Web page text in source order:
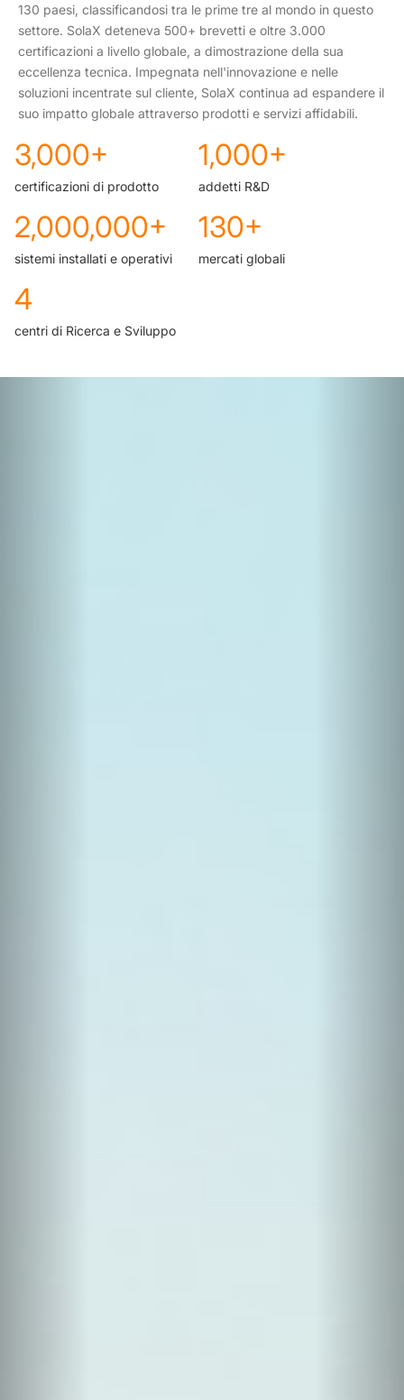
130 paesi, classificandosi tra le prime tre al mondo in questo
settore. SolaX deteneva 500+ brevetti e oltre 3.000
certificazioni a livello globale, a dimostrazione della sua
eccellenza tecnica. Impegnata nell'innovazione e nelle
soluzioni incentrate sul cliente, SolaX continua ad espandere il
suo impatto globale attraverso prodotti e servizi affidabili.
3,000+
certificazioni di prodotto
1,000+
addetti R&D
2,000,000+
sistemi installati e operativi
130+
mercati globali
4
centri di Ricerca e Sviluppo